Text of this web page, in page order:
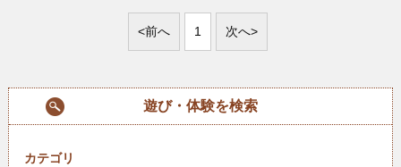
<前へ 1 次へ>
遊び・体験を検索
カテゴリ